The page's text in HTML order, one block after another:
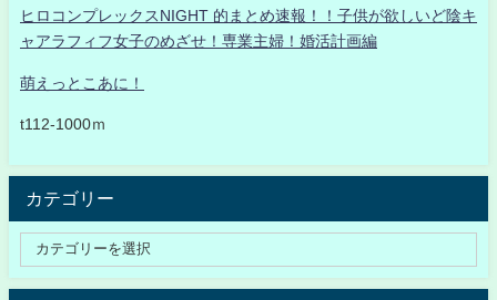
ヒロコンプレックスNIGHT 的まとめ速報！！子供が欲しいど陰キ
ャアラフィフ女子のめざせ！専業主婦！婚活計画編
萌えっとこあに！
t112-1000ｍ
カテゴリー